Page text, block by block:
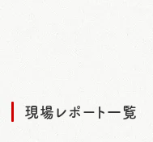
現場レポート一覧